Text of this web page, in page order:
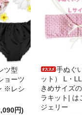
ツ型
ョーツ
※レシ
円)
手ぬぐ
ット） L・
きめサイズ
ラキット| は
ジェリー